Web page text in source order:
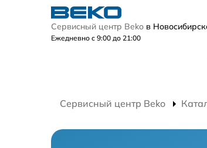
Сервисный центр Beko в
Ежедневно с 9:00 до 21:00
Сервисный центр Beko